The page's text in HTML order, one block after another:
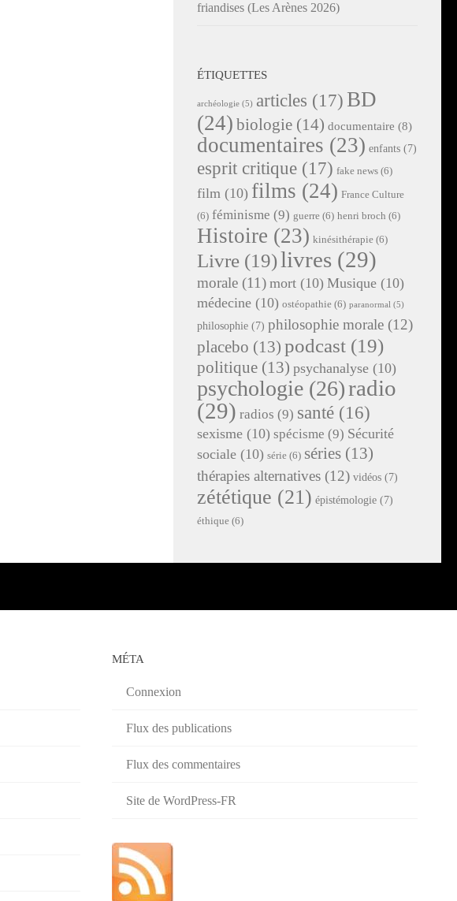
friandises (Les Arènes 2026)
ÉTIQUETTES
archéologie (5) articles (17) BD
(24) biologie (14) documentaire (8)
documentaires (23) enfants (7)
esprit critique (17) fake news (6)
film (10) films (24) France Culture
(6) féminisme (9) guerre (6) henri broch (6)
Histoire (23) kinésithérapie (6)
Livre (19)livres (29)
morale (11) mort (10) Musique (10)
médecine (10) ostéopathie (6) paranormal (5)
philosophie (7) philosophie morale (12)
placebo (13) podcast (19)
politique (13) psychanalyse (10)
psychologie (26)radio
(29) radios (9) santé (16)
sexisme (10) spécisme (9) Sécurité
sociale (10) série (6) séries (13)
thérapies alternatives (12) vidéos (7)
zététique (21) épistémologie (7)
éthique (6)
MÉTA
Connexion
Flux des publications
Flux des commentaires
Site de WordPress-FR